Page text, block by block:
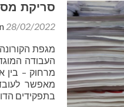
סריקת
28/02/2022
מגפת
העבודה
מרחוק – בין
מאפשר
בתפקידים